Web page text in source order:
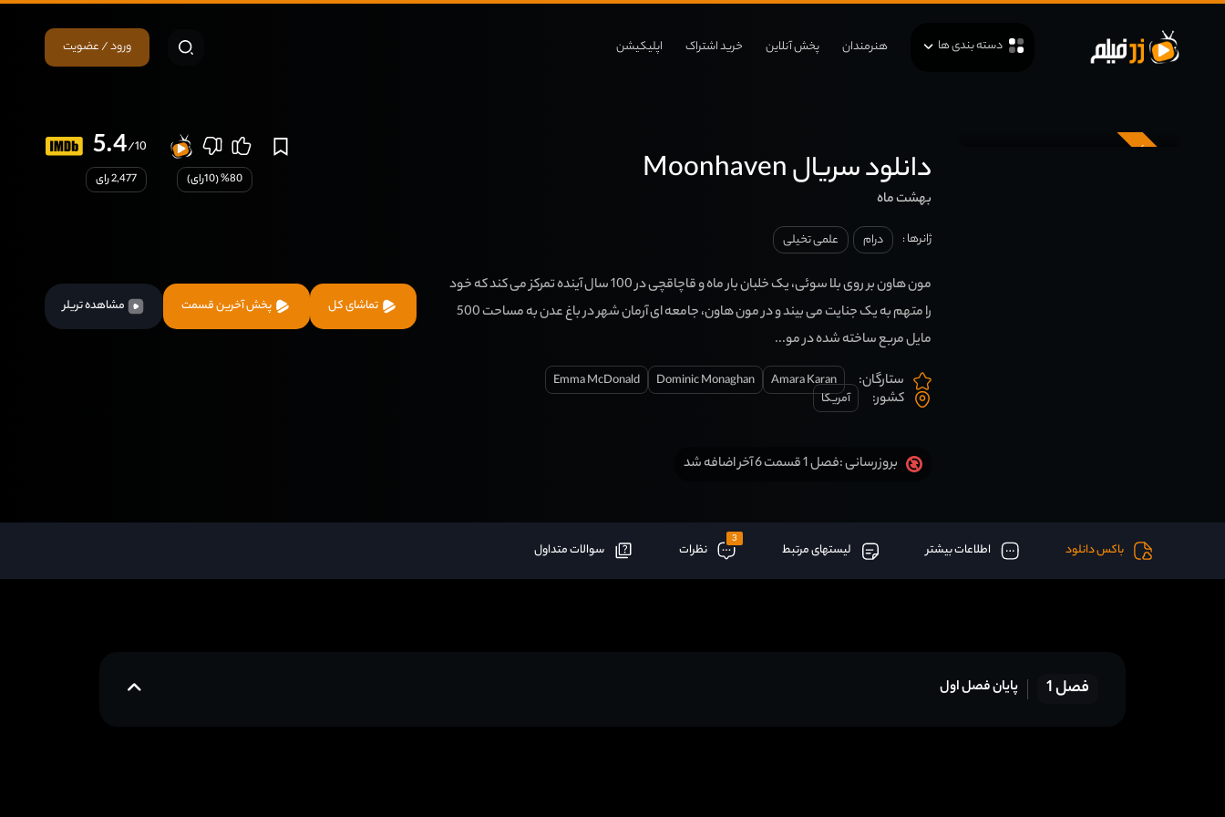
دسته بندی ها هنرمندان پخش آنلاین خرید اشتراک اپلیکیشن ورود / عضویت
زیرنویس دانلود سریال Moonhaven
بهشت ماه
ژانرها : درام علمی تخیلی
مون هاون بر روی بلا سوئی، یک خلبان بار ماه و قاچاقچی در 100 سال آینده تمرکز می کند که خود
را متهم به یک جنایت می بیند و در مون هاون، جامعه ای آرمان شهر در باغ عدن به مساحت 500
مایل مربع ساخته شده در مو...
ستارگان:
Amara Karan
Dominic Monaghan
Emma McDonald
کشور: آمریکا
بروزرسانی :فصل 1 قسمت 6 آخر اضافه شد
5.4/10
2,477 رای 80
% (
10رای)
تماشای کل پخش آخرین قسمت مشاهده تریلر
باکس دانلود اطلاعات بیشتر لیستهای مرتبط
3
نظرات سوالات متداول
فصل 1 پایان فصل اول